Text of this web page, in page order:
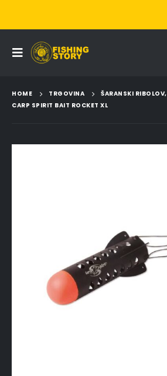
HOME TRGOVINA ŠARANSKI RIBOLOV,
CARP SPIRIT BAIT ROCKET XL